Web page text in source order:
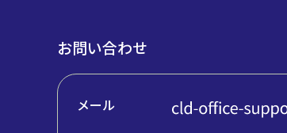
お問い合わせ
メール